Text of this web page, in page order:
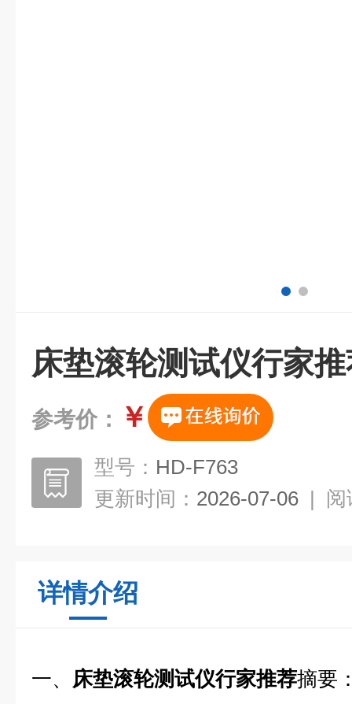
床垫滚轮测试仪行家
参考价： ￥
型号： HD-F763
更新时间： 2026-07-06 | 阅
详情介绍
一、 床垫滚轮测试仪行家推荐摘要